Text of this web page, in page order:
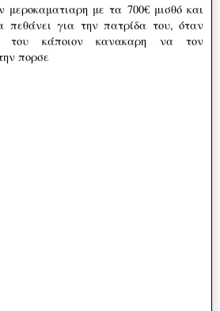
μεροκαματιαρη με τα 700€ μισθό και
πεθάνει για την πατρίδα του, όταν
του κάποιον κανακαρη να τον
πορσε